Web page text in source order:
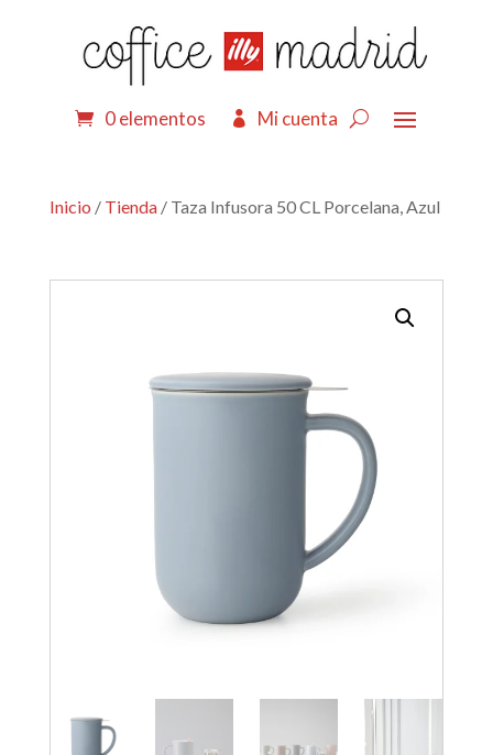
0 elementos Mi cuenta
Inicio / Tienda/ Taza Infusora 50 CL Porcelana, Azul